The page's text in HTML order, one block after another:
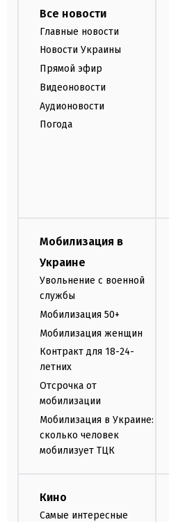
Все новости
Главные новости
Новости Украины
Прямой эфир
Видеоновости
Аудионовости
Погода
Мобилизация в
Украине
Увольнение с военной
службы
Мобилизация 50+
Мобилизация женщин
Контракт для 18-24-
летних
Отсрочка от
мобилизации
Мобилизация в Украине:
сколько человек
мобилизует ТЦК
Кино
Самые интересные